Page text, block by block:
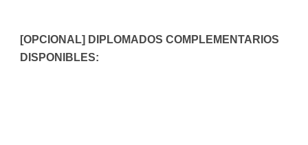
[OPCIONAL] DIPLOMADOS COMPLEMENTARIOS
DISPONIBLES: